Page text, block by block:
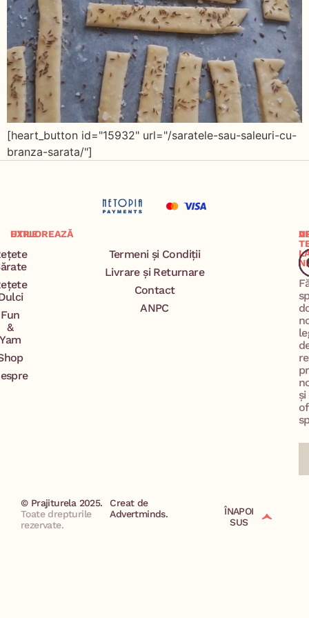
[heart_button id="15932" url="/saratele-sau-saleuri-cu-
branza-sarata/"]
EXPLOREAZĂ
Fun
&
Yam
UTILE
Termeni și Condiții
Livrare și Returnare
Contact
ANPC
și
© Prajiturela 2025.
Toate drepturile
rezervate.
Creat de
Advertminds.
ÎNAPOI
SUS